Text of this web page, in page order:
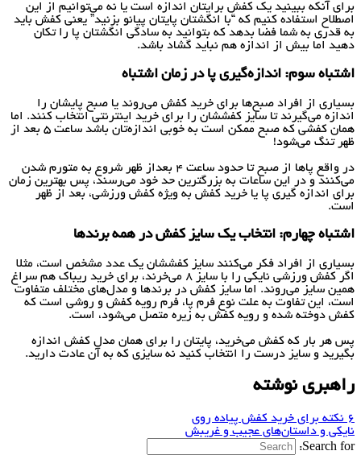
برای آنکه ببینید یک کفش برایتان اندازه است یا نه می‌توانیم از این
اصطلاح استفاده کنیم که “با انگشتان پایتان پیانو بزنید” یعنی کفش باید
به قدری به شما فضا بدهد که بتوانید به سادگی انگشتان پا را تکان
دهید اما بیش از اندازه هم نباید گشاد باشد.
اشتباه سوم: اندازه‌گیری پا در زمان اشتباه
بسیاری از افراد صبح‌ها برای خرید کفش می‌روند یا صبح پایشان را
اندازه می‌گیرند تا سایز کفششان را برای خرید اینترنتی انتخاب کنند. اما
همان کفشی که صبح ممکن است به خوبی اندازه‌تان باشد ساعت 5 بعد از
ظهر تنگ می‌شود!
در واقع پاها از صبح تا حدود ساعت 4 بعداز ظهر شروع به متورم شدن
می‌کنند و در این ساعات به بزرگترین حد خود می‌رسند، پس بهترین زمان
برای اندازه گیری پا یا خرید کفش به ویژه کفش ورزشی، بعد از ظهر
است.
اشتباه چهارم: انتخاب یک سایز کفش در همه برندها
بسیاری از افراد فکر می‌کنند سایز کفششان یک عدد مشخص است، مثلا
اگر کفش ورزشی نایکی را با سایز 8 می‌خرند، برای خرید ریباک هم سراغ
همین سایز می‌روند. اما سایز کفش در برندها و مدل‌های مختلف متفاوت
است، این تفاوت به علت نوع فرم پا، فرم رویه کفش و روشی است که
کفش دوخته شده و رویه کفش به زیره متصل می‌شود، است.
پس هر بار که کفش می‌خرید، پایتان را برای همان مدل کفش اندازه
بگیرید و سایز درست را انتخاب کنید نه سایزی که به آن عادت دارید.
راهبری نوشته
6 نکته برای خرید کفش پیاده روی
نایکی و داستان‌های عجیب و غریبش
Search for: